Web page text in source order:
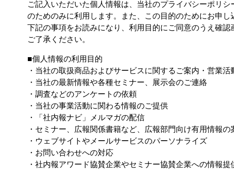
ご記入いただいた個人情報は、当社のプライバシーポリ
のためのみに利用します。また、この目的のためにお申し
下記の事項をお読みになり、利用目的にご同意のうえ確
ご了承ください。
■個人情報の利用目的
・当社の取扱商品およびサービスに関するご案内・営業活
・当社の最新情報や各種セミナー、展示会のご連絡
・調査などのアンケートの依頼
・当社の事業活動に関わる情報のご提供
・「社内報ナビ」メルマガの配信
・セミナー、広報関係書籍など、広報部門向け有用情報の
・ウェブサイトやメールサービスのパーソナライズ
・お問い合わせへの対応
・社内報アワード協賛企業やセミナー協賛企業への情報提